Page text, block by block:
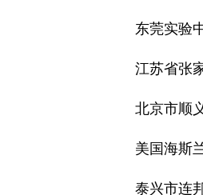
东莞实验
江苏省张
北京市顺
美国海斯
泰兴市连